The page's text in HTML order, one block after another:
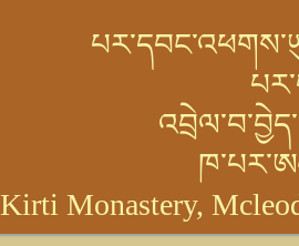
Kirti Monastery,